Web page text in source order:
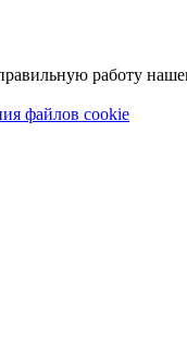
работу
файлов cookie